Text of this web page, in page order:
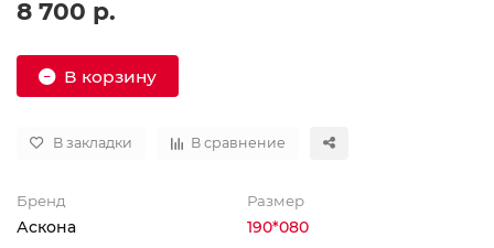
8 700 р.
В корзину
В закладки В сравнение
Бренд
Аскона
Размер
190*080